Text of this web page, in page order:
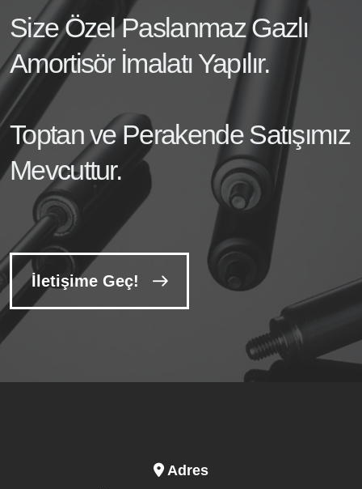
Size Özel Paslanmaz Gazlı
Amortisör İmalatı Yapılır.
Toptan ve Perakende Satışımız
Mevcuttur.
İletişime Geç!
Adres